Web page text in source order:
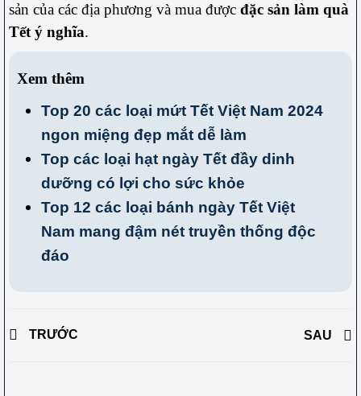
sản của các địa phương và mua được đặc sản làm quà
Tết ý nghĩa.
Xem thêm
Top 20 các loại mứt Tết Việt Nam 2024
ngon miệng đẹp mắt dễ làm
Top các loại hạt ngày Tết đầy dinh
dưỡng có lợi cho sức khỏe
Top 12 các loại bánh ngày Tết Việt
Nam mang đậm nét truyền thống độc
đáo
TRƯỚC SAU